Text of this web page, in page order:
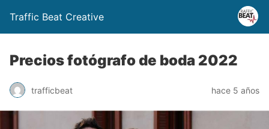
Traffic Beat Creative
Precios fotógrafo de boda 2022
trafficbeat hace 5 años